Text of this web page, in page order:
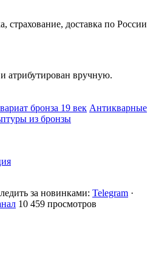
страхование, доставка по России
атрибутирован вручную.
бронза 19 век Антикварные
из бронзы
за новинками: Telegram ·
10 459 просмотров